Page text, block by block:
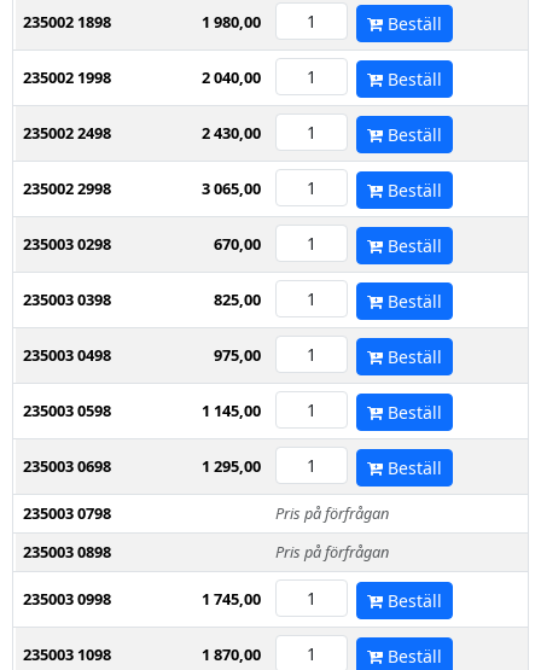
235002 1898 1 980,00 Beställ
235002 1998 2 040,00 Beställ
235002 2498 2 430,00 Beställ
235002 2998 3 065,00 Beställ
235003 0298 670,00 Beställ
235003 0398 825,00 Beställ
235003 0498 975,00 Beställ
235003 0598 1 145,00 Beställ
235003 0698 1 295,00 Beställ
235003 0798
Pris på förfrågan
235003 0898
Pris på förfrågan
235003 0998 1 745,00 Beställ
235003 1098 1 870,00 Beställ